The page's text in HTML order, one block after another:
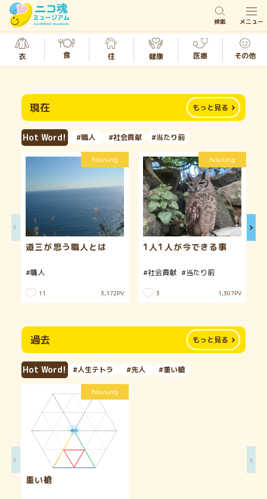
検索 メニュー
衣 食 住 健康 医療 その他
現在 もっと見る
Hot Word! #職人 #社会貢献 #当たり前
道三が思う職人とは
#職人
11 3,172PV
housing
1人1人が今できる事
#社会貢献 #当たり前
3 1,307PV
housing
過去 もっと見る
Hot Word! #人生テトラ #先人 #重い槍
重い槍
housing